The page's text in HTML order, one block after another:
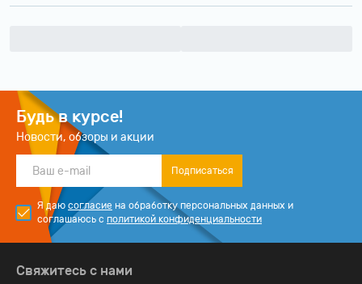
Будь в курсе!
Новости, обзоры и акции
Подписаться
Я даю согласие на обработку персональных данных и
соглашаюсь с политикой конфиденциальности
Свяжитесь с нами